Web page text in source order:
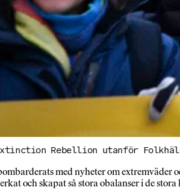
Rebellion utanför
med nyheter om
och skapat så stora obalanser i de